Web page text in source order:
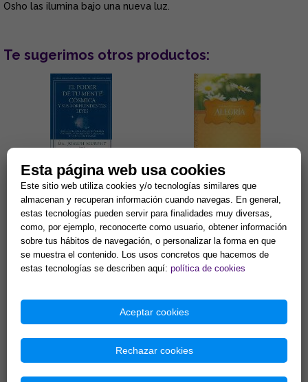
Osho las ilumina bajo una nueva luz.
Te sugerimos otros productos:
EL PODER DE TU MENTE
CÓSMICA Y SUS
SORPRENDENTES LEYES
La fe, la sanación, el contacto
con la mente cósmica, el
coraje, la seguridad... Éstas son
algunas de las quin...
13,46 €
ALEGRÍA
Esta deliciosa colección de
libritos en formato bolsillo te
acercará a los pensamientos
de Elizabeth Clare Pro...
8,65 €
Esta página web usa cookies
Este sitio web utiliza cookies y/o tecnologías similares que
almacenan y recuperan información cuando navegas. En general,
estas tecnologías pueden servir para finalidades muy diversas,
como, por ejemplo, reconocerte como usuario, obtener información
sobre tus hábitos de navegación, o personalizar la forma en que
se muestra el contenido. Los usos concretos que hacemos de
estas tecnologías se describen aquí: política de cookies
Aceptar cookies
Rechazar cookies